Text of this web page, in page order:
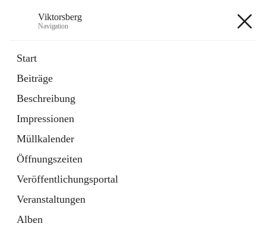
Viktorsberg
Navigation
Start
Beiträge
Beschreibung
Impressionen
Müllkalender
Öffnungszeiten
Veröffentlichungsportal
Veranstaltungen
Alben
1 Schnellzugriff
Bürgerservice
10 Schnellzugriffe